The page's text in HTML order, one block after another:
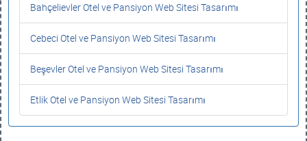
Bahçelievler Otel ve Pansiyon Web Sitesi Tasarımı
Cebeci Otel ve Pansiyon Web Sitesi Tasarımı
Beşevler Otel ve Pansiyon Web Sitesi Tasarımı
Etlik Otel ve Pansiyon Web Sitesi Tasarımı